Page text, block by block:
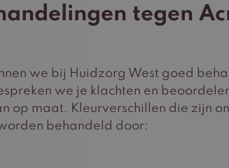
tegen
we bij Huidzorg West goed
we je klachten en
op maat. Kleurverschillen die zijn
behandeld door: